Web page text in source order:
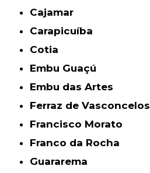
Cajamar
Carapicuíba
Cotia
Embu Guaçú
Embu das Artes
Ferraz de Vasconcelos
Francisco Morato
Franco da Rocha
Guararema